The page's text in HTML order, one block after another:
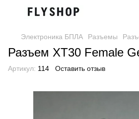
Электроника БПЛА Разъемы
Разъем XT30 Female
Артикул: 114 Оставить отзыв